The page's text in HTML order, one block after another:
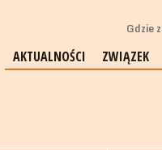
Gdzie
AKTUALNOŚCI ZWIĄZEK